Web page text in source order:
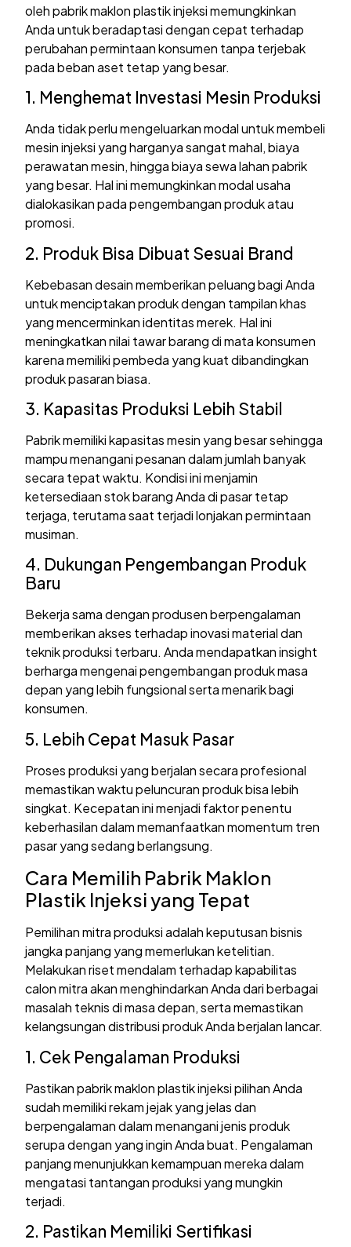
oleh pabrik maklon plastik injeksi memungkinkan
Anda untuk beradaptasi dengan cepat terhadap
perubahan permintaan konsumen tanpa terjebak
pada beban aset tetap yang besar.
1. Menghemat Investasi Mesin Produksi
Anda tidak perlu mengeluarkan modal untuk membeli
mesin injeksi yang harganya sangat mahal, biaya
perawatan mesin, hingga biaya sewa lahan pabrik
yang besar. Hal ini memungkinkan modal usaha
dialokasikan pada pengembangan produk atau
promosi.
2. Produk Bisa Dibuat Sesuai Brand
Kebebasan desain memberikan peluang bagi Anda
untuk menciptakan produk dengan tampilan khas
yang mencerminkan identitas merek. Hal ini
meningkatkan nilai tawar barang di mata konsumen
karena memiliki pembeda yang kuat dibandingkan
produk pasaran biasa.
3. Kapasitas Produksi Lebih Stabil
Pabrik memiliki kapasitas mesin yang besar sehingga
mampu menangani pesanan dalam jumlah banyak
secara tepat waktu. Kondisi ini menjamin
ketersediaan stok barang Anda di pasar tetap
terjaga, terutama saat terjadi lonjakan permintaan
musiman.
4. Dukungan Pengembangan Produk
Baru
Bekerja sama dengan produsen berpengalaman
memberikan akses terhadap inovasi material dan
teknik produksi terbaru. Anda mendapatkan insight
berharga mengenai pengembangan produk masa
depan yang lebih fungsional serta menarik bagi
konsumen.
5. Lebih Cepat Masuk Pasar
Proses produksi yang berjalan secara profesional
memastikan waktu peluncuran produk bisa lebih
singkat. Kecepatan ini menjadi faktor penentu
keberhasilan dalam memanfaatkan momentum tren
pasar yang sedang berlangsung.
Cara Memilih Pabrik Maklon
Plastik Injeksi yang Tepat
Pemilihan mitra produksi adalah keputusan bisnis
jangka panjang yang memerlukan ketelitian.
Melakukan riset mendalam terhadap kapabilitas
calon mitra akan menghindarkan Anda dari berbagai
masalah teknis di masa depan, serta memastikan
kelangsungan distribusi produk Anda berjalan lancar.
1. Cek Pengalaman Produksi
Pastikan pabrik maklon plastik injeksi pilihan Anda
sudah memiliki rekam jejak yang jelas dan
berpengalaman dalam menangani jenis produk
serupa dengan yang ingin Anda buat. Pengalaman
panjang menunjukkan kemampuan mereka dalam
mengatasi tantangan produksi yang mungkin
terjadi.
2. Pastikan Memiliki Sertifikasi